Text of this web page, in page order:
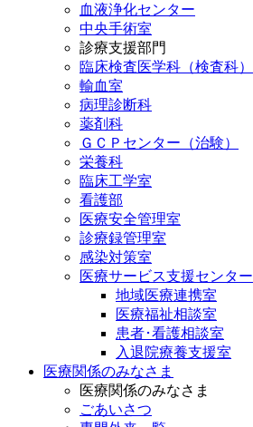
血液浄化センター
中央手術室
診療支援部門
臨床検査医学科（検査科）
輸血室
病理診断科
薬剤科
ＧＣＰセンター（治験）
栄養科
臨床工学室
看護部
医療安全管理室
診療録管理室
感染対策室
医療サービス支援センター
地域医療連携室
医療福祉相談室
患者･看護相談室
入退院療養支援室
医療関係のみなさま
医療関係のみなさま
ごあいさつ